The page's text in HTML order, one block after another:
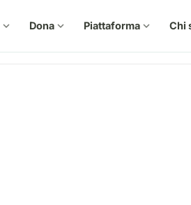
expand_more Dona expand_more Piattaforma expand_more Chi